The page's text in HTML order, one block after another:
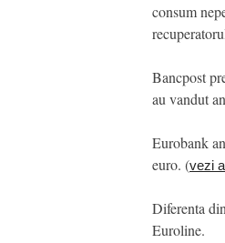
consum
Bancpost
au vandut
Eurobank
euro. (vezi
Diferenta
Euroline.